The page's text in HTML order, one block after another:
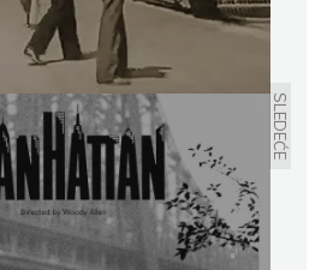
SLEDEĆE